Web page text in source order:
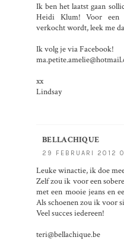
Ik ben het laatst gaan
Heidi Klum! Voor een
verkocht wordt, leek me
Ik volg je via Facebook!
xx
Lindsay
BELLACHIQUE
29 FEBRUARI 2012
Leuke winactie, ik doe
Zelf zou ik voor een
met een mooie jeans en
Als schoenen zou ik voor
Veel succes iedereen!
teri@bellachique.be